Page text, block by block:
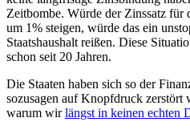
Zeitbombe. Würde der Zinssatz für
um 1% steigen, würde das ein
Staatshaushalt reißen. Diese
schon seit 20 Jahren.
Die Staaten haben sich so der
sozusagen auf Knopfdruck zerstört
warum wirlängst in keinen echten